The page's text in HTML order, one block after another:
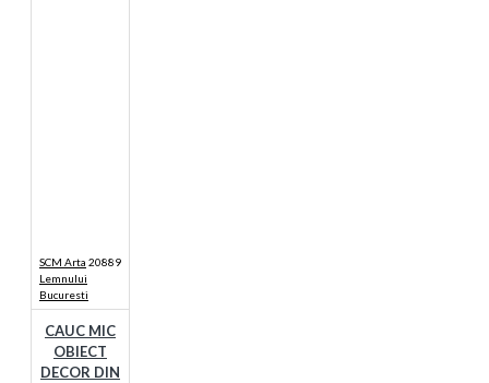
SCM Arta
Lemnului
Bucuresti
20889
CAUC MIC
OBIECT
DECOR DIN